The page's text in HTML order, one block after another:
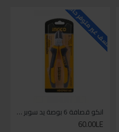
للاسف غير متوفر حاليا
انكو قصافة 6 بوصة يد سوبر وان
60.00LE